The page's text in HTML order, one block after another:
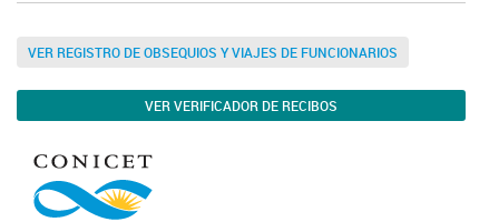
VER REGISTRO DE OBSEQUIOS Y VIAJES DE FUNCIONARIOS
VER VERIFICADOR DE RECIBOS